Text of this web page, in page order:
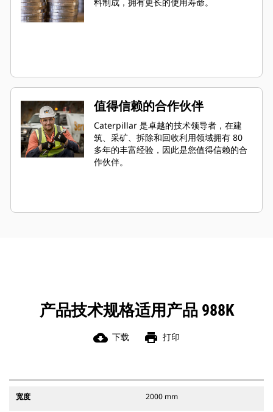
料制成，拥有更长的使用寿命。
值得信赖的合作伙伴
Caterpillar 是卓越的技术领导者，在建
筑、采矿、拆除和回收利用领域拥有 80
多年的丰富经验，因此是您值得信赖的合
作伙伴。
产品技术规格适用产品 988K
cloud_download 下载 print 打印
宽度 2000 mm